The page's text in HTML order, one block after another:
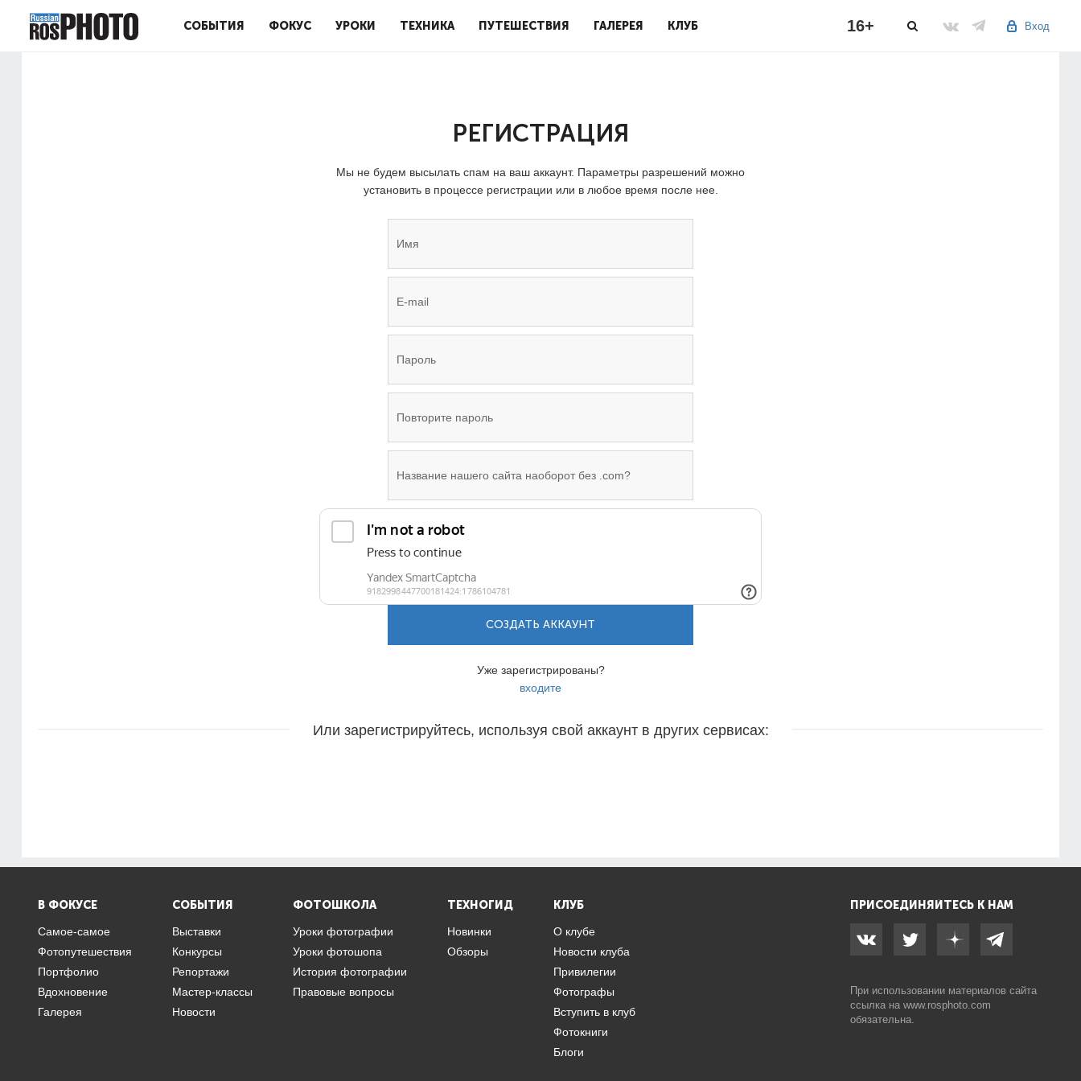
СОБЫТИЯ ФОКУС УРОКИ ТЕХНИКА ПУТЕШЕСТВИЯ ГАЛЕРЕЯ КЛУБ Вход
16+
РЕГИСТРАЦИЯ
Мы не будем высылать спам на ваш аккаунт. Параметры разрешений можно
установить в процессе регистрации или в любое время после нее.
СОЗДАТЬ АККАУНТ
Уже зарегистрированы?
входите
Или зарегистрируйтесь, используя свой аккаунт в других сервисах:
В ФОКУСЕ
Самое-самое
Фотопутешествия
Портфолио
Вдохновение
Галерея
СОБЫТИЯ
Выставки
Конкурсы
Репортажи
Мастер-классы
Новости
ФОТОШКОЛА
Уроки фотографии
Уроки фотошопа
История фотографии
Правовые вопросы
ТЕХНОГИД
Новинки
Обзоры
КЛУБ
О клубе
Новости клуба
Привилегии
Фотографы
Вступить в клуб
Фотокниги
Блоги
ПРИСОЕДИНЯЙТЕСЬ К НАМ
При использовании материалов сайта
ссылка на www.rosphoto.com
обязательна.